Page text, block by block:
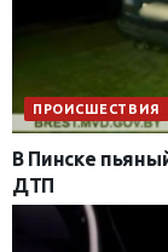
ПРОИСШЕСТВИЯ
В Пинске
ДТП